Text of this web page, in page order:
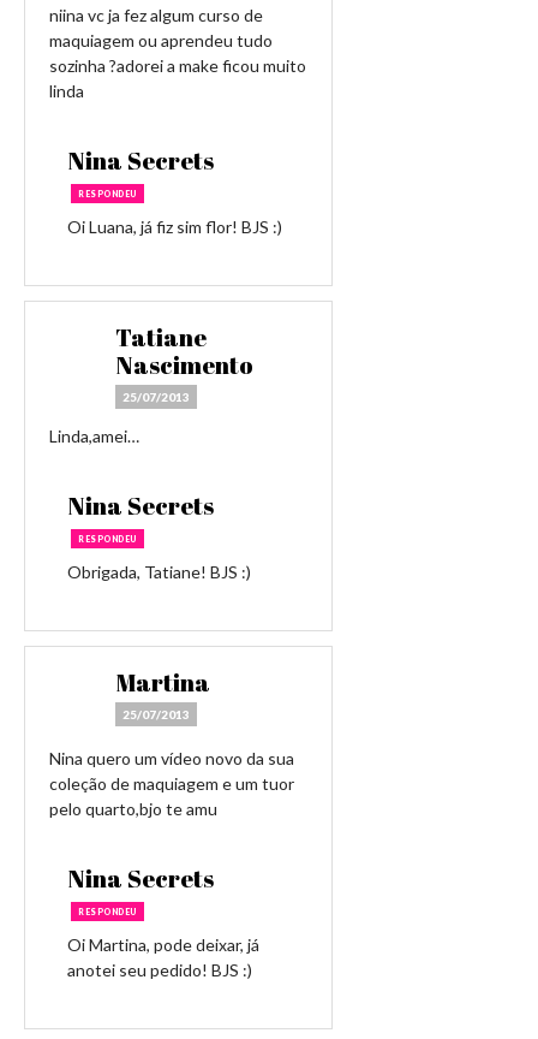
niina vc ja fez algum curso de
maquiagem ou aprendeu tudo
sozinha ?adorei a make ficou muito
linda
Nina Secrets
RESPONDEU
Oi Luana, já fiz sim flor! BJS :)
Tatiane
Nascimento
25/07/2013
Linda,amei…
Nina Secrets
RESPONDEU
Obrigada, Tatiane! BJS :)
Martina
25/07/2013
Nina quero um vídeo novo da sua
coleção de maquiagem e um tuor
pelo quarto,bjo te amu
Nina Secrets
RESPONDEU
Oi Martina, pode deixar, já
anotei seu pedido! BJS :)